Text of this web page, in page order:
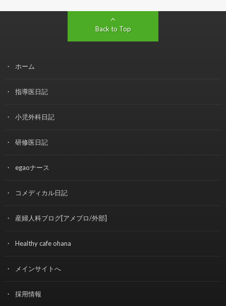
Back to Top
ホーム
指導医日記
小児外科日記
研修医日記
egaoナース
コメディカル日記
産婦人科ブログ[アメブロ/外部]
Healthy cafe ohana
メインサイトへ
採用情報